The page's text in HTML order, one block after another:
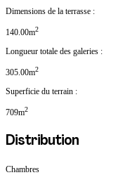
Dimensions de la terrasse :
140.00m2
Longueur totale des galeries :
305.00m2
Superficie du terrain :
709m2
Distribution
Chambres